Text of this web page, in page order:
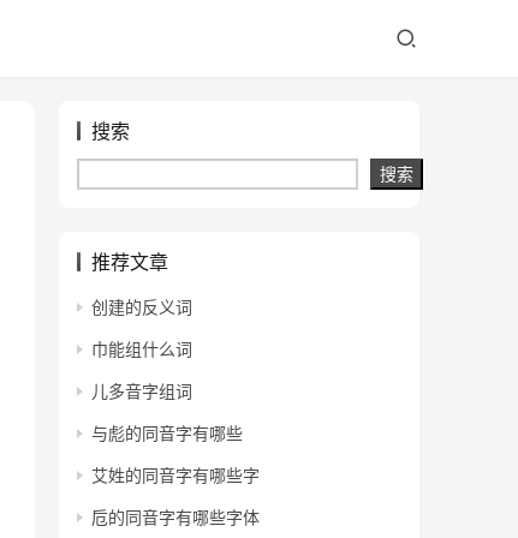
搜索
搜索
推荐文章
创建的反义词
巾能组什么词
儿多音字组词
与彪的同音字有哪些
艾姓的同音字有哪些字
卮的同音字有哪些字体